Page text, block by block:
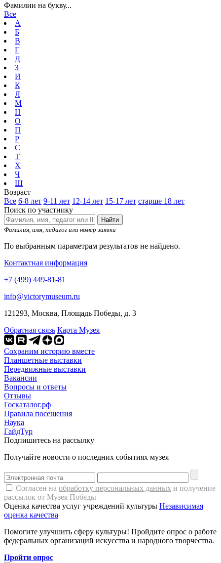
Фамилии на букву...
Все
А
Б
В
Г
Д
З
И
К
Л
М
Н
О
П
Р
С
Т
Х
Ч
Ш
Возраст
Все 6-8 лет 9-11 лет 12-14 лет 15-17 лет старше 18 лет
Поиск по участнику
Найти
Фамилия, имя, педагог или номер заявки
По выбранным параметрам результатов не найдено.
Контактная информация
+7 (499) 449-81-81
info@victorymuseum.ru
121293, Москва, Площадь Победы, д. 3
Обратная связь Карта Музея
Сохраним историю вместе
Планшетные выставки
Передвижные выставки
Вакансии
Вопросы и ответы
Отзывы
Госкаталог.рф
Правила посещения
Наука
ГайдТур
Подпишитесь на рассылку
Получайте новости о последних событиях музея
Согласен на обработку персональных данных и получение
рассылок от Музея Победы
Оценка качества услуг учреждений культуры Независимая
оценка качества
Помогите улучшить сферу культуры! Пройдите опрос о работе
федеральных организаций искусства и народного творчества.
Пройти опрос